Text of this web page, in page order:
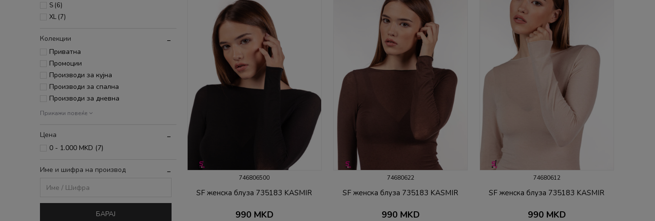
S (6)
XL (7)
Колекции
Приватна
Промоции
Производи за кујна
Производи за спална
Производи за дневна
Прикажи повеќе
Цена
0 - 1.000 MKD (7)
Име и шифра на производ
БАРАЈ
746806500
SF женска блуза 735183 KASMIR
990 MKD
74680622
SF женска блуза 735183 KASMIR
990 MKD
74680612
SF женска блуза 735183 KASMIR
990 MKD